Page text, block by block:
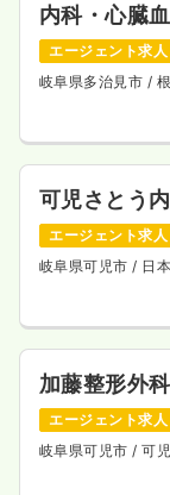
内科・心臓
エージェント求人
岐阜県多治見市 /
可児さとう
エージェント求人
岐阜県可児市/ 日
加藤整形外科
エージェント求人
岐阜県可児市/ 可